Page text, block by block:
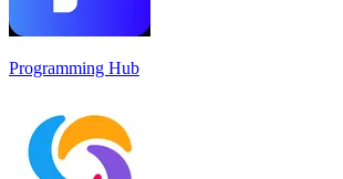
Programming Hub